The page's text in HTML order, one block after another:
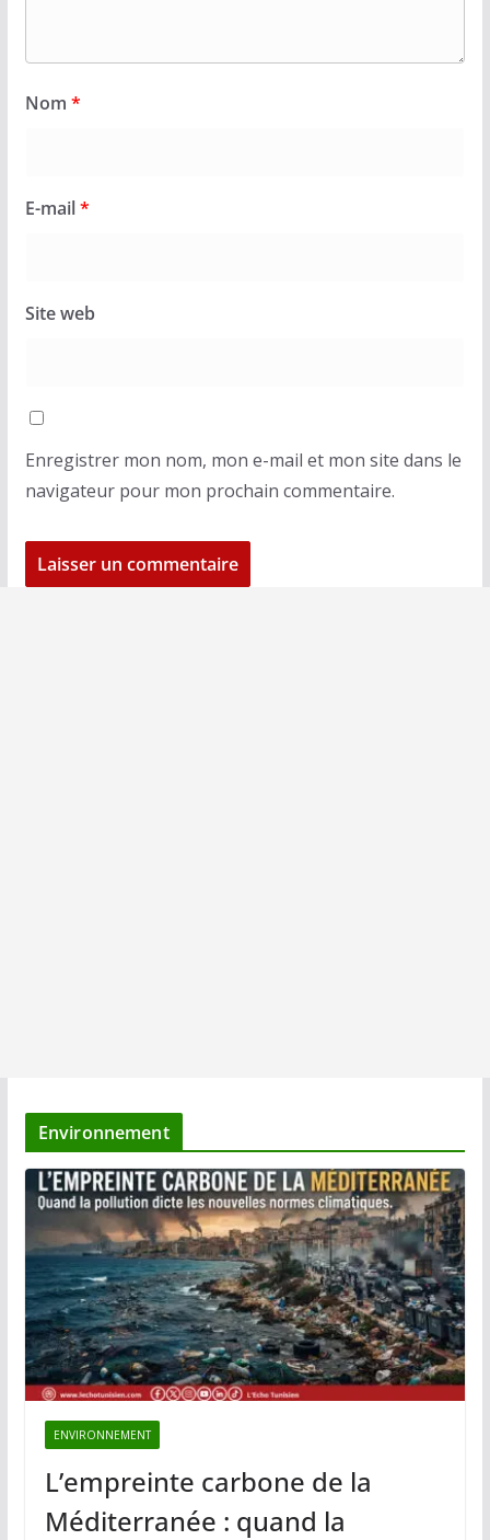
Nom *
E-mail*
Site web
Enregistrer mon nom, mon e-mail et mon site dans le
navigateur pour mon prochain commentaire.
Environnement
ENVIRONNEMENT
L’empreinte carbone de la
Méditerranée : quand la